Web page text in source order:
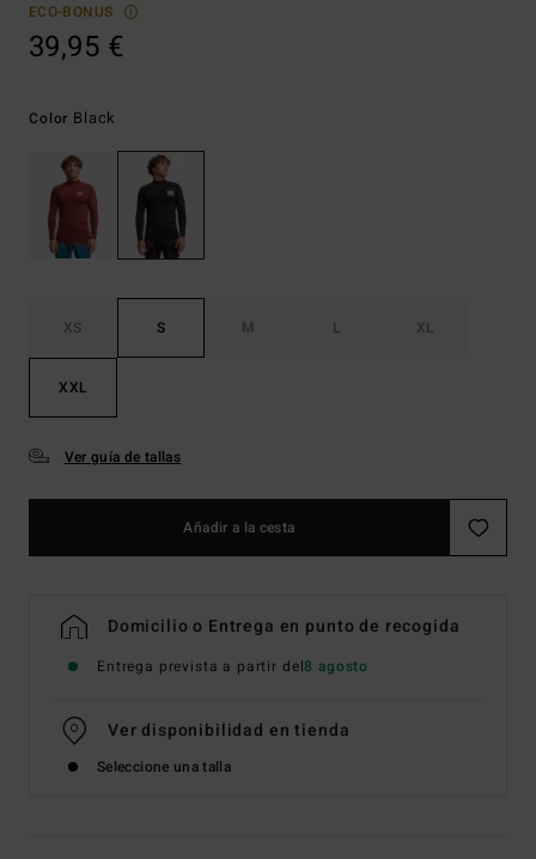
ECO-BONUS
39,95 €
Color Black
XS S M L XL
XXL
Ver guía de tallas
Añadir a la cesta
Domicilio o Entrega en punto de recogida
Entrega prevista a partir del8 agosto
Ver disponibilidad en tienda
Seleccione una talla